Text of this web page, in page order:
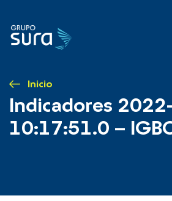
Inicio
Indicadores
10:17:51.0 –